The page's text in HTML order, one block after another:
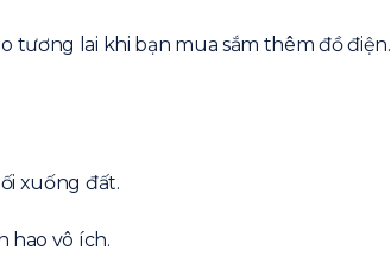
tương lai khi bạn mua sắm thêm đồ điện.
xuống đất.
hao vô ích.